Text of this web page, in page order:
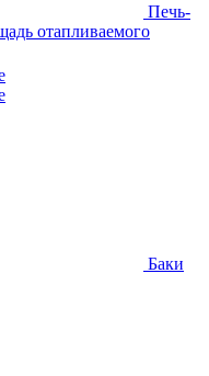
Печь-
отапливаемого
Баки